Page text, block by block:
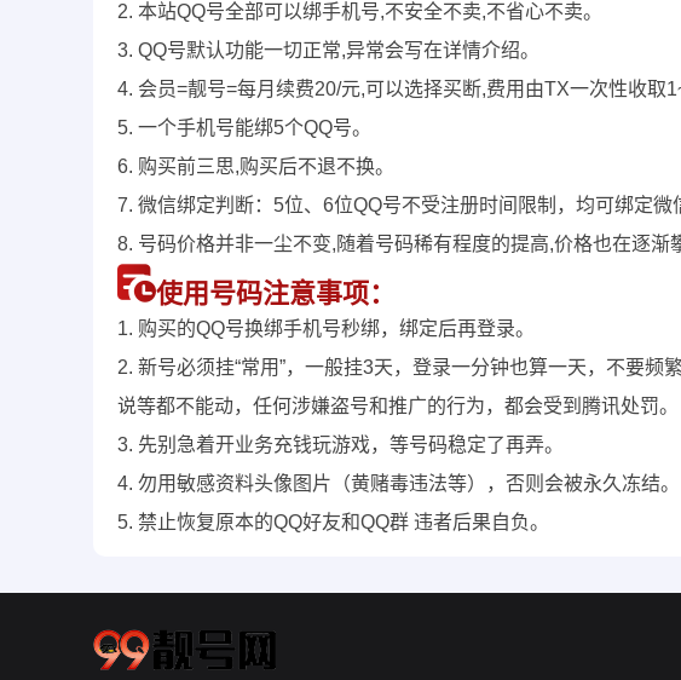
2. 本站QQ号全部可以绑手机号,不安全不卖,不省心不卖。
3. QQ号默认功能一切正常,异常会写在详情介绍。
4. 会员=靓号=每月续费20/元,可以选择买断,费用由TX一次性收取
5. 一个手机号能绑5个QQ号。
6. 购买前三思,购买后不退不换。
7. 微信绑定判断：5位、6位QQ号不受注册时间限制，均可绑定
8. 号码价格并非一尘不变,随着号码稀有程度的提高,价格也在逐渐
使用号码注意事项：
1. 购买的QQ号换绑手机号秒绑，绑定后再登录。
2. 新号必须挂“常用”，一般挂3天，登录一分钟也算一天，不要
说等都不能动，任何涉嫌盗号和推广的行为，都会受到腾讯处罚。
3. 先别急着开业务充钱玩游戏，等号码稳定了再弄。
4. 勿用敏感资料头像图片（黄赌毒违法等），否则会被永久冻结。
5. 禁止恢复原本的QQ好友和QQ群 违者后果自负。